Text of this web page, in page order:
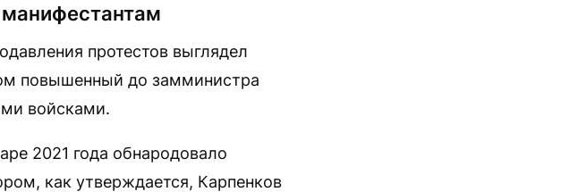
протестов выглядел
повышенный до замминистра
войсками.
2021 года обнародовало
как утверждается, Карпенков